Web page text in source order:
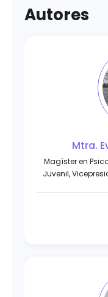
Autores
Mtra.
Magíster en
Juvenil,